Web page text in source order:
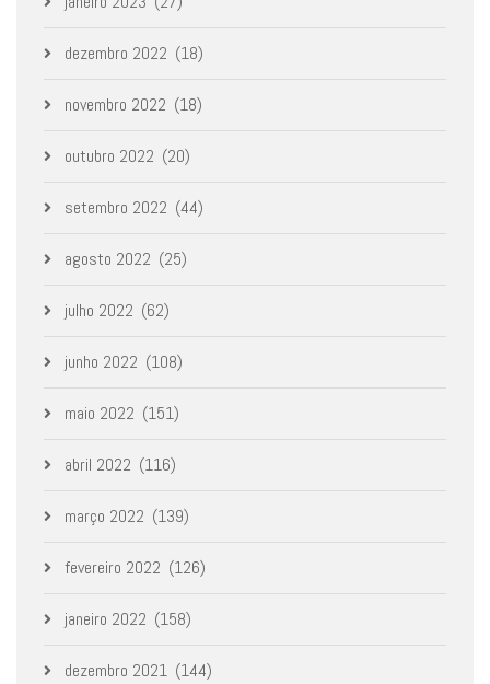
dezembro 2022 (18)
novembro 2022 (18)
outubro 2022 (20)
setembro 2022 (44)
agosto 2022 (25)
julho 2022 (62)
junho 2022 (108)
maio 2022 (151)
abril 2022 (116)
março 2022 (139)
fevereiro 2022 (126)
janeiro 2022 (158)
dezembro 2021 (144)